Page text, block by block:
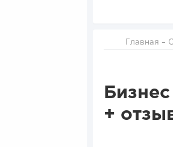
Главная –
+